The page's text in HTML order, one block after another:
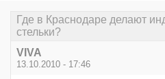
Где в Краснодаре делают
стельки?
VIVA
13.10.2010 - 17:46